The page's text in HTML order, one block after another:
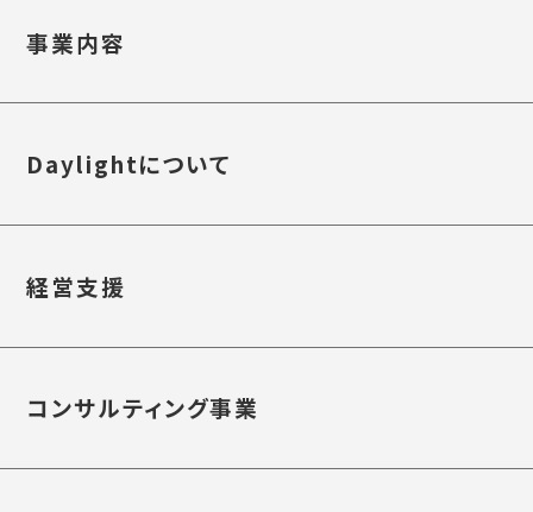
事業内容
Daylightについて
経営支援
コンサルティング事業